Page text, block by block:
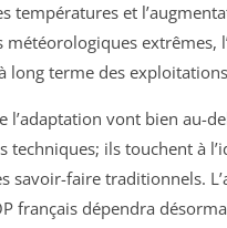
températures et
météorologiques extrêmes,
long terme des
l’adaptation vont bien au-
techniques; ils touchent à
savoir-faire traditionnels.
français dépendra